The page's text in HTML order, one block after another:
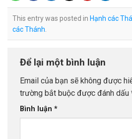
This entry was posted in Hạnh các
các Thánh
Để lại một bình luận
Email của bạn sẽ không được
trường bắt buộc được đánh dấu
Bình luận *